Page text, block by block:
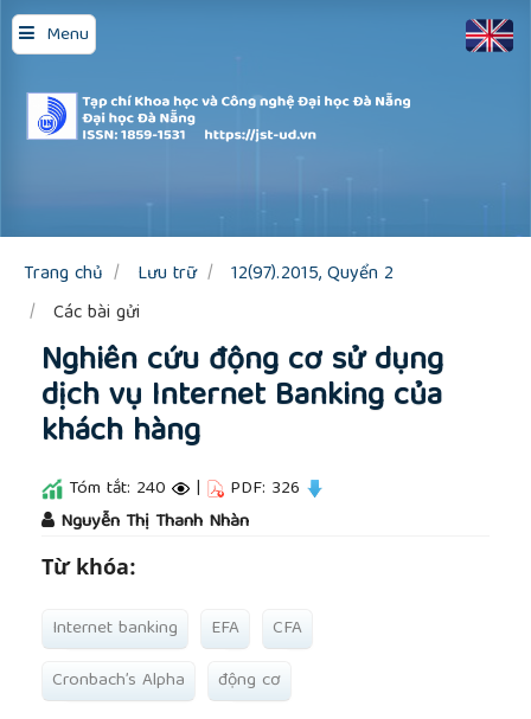
Menu
Quick
jump
to
page
content
Main
Sidebar
Trang chủ Lưu trữ
12(97).2015, Quyển 2
Các bài gửi
Nghiên cứu động cơ sử dụng
dịch vụ Internet Banking của
khách hàng
Tóm tắt: 240 | PDF: 326
Nguyễn Thị Thanh Nhàn
Từ khóa:
Internet banking EFA
CFA
Cronbach’s Alpha
động cơ